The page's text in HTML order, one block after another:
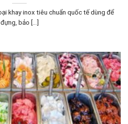
khay inox tiêu chuẩn quốc tế dùng để
đựng, bảo [...]